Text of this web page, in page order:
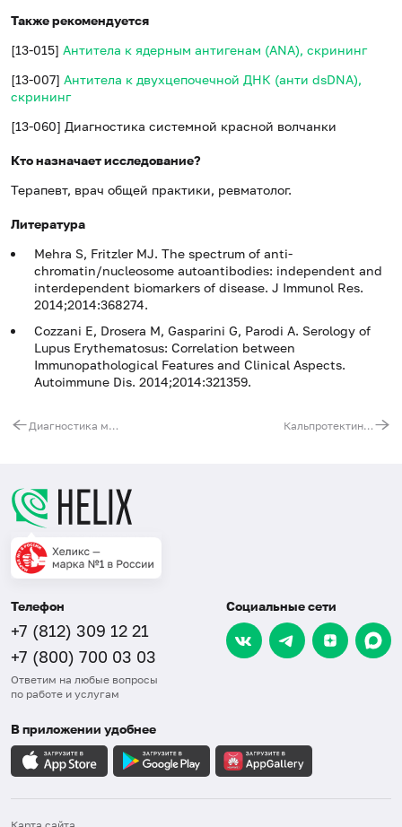
Также рекомендуется
[13-015] Антитела к ядерным антигенам (ANA), скрининг
[13-007] Антитела к двухцепочечной ДНК (анти dsDNA),
скрининг
[13-060] Диагностика системной красной волчанки
Кто назначает исследование?
Терапевт, врач общей практики, ревматолог.
Литература
Mehra S, Fritzler MJ. The spectrum of anti-
chromatin/nucleosome autoantibodies: independent and
interdependent biomarkers of disease. J Immunol Res.
2014;2014:368274.
Cozzani E, Drosera M, Gasparini G, Parodi A. Serology of
Lupus Erythematosus: Correlation between
Immunopathological Features and Clinical Aspects.
Autoimmune Dis. 2014;2014:321359.
Диагностика миастении (антитела к ацетилхолиновому рецептору (АхР)) Кальпротектин в кале
Телефон
+7 (812) 309 12 21
+7 (800) 700 03 03
Ответим на любые вопросы
по работе и услугам
Социальные сети
В приложении удобнее